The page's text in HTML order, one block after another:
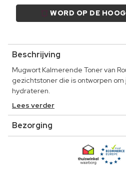
WORD OP DE
Beschrijving
Mugwort Kalmerende Toner van
gezichtstoner die is ontworpen
hydrateren.
Lees verder
Bezorging